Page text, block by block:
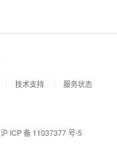
技术支持
服务状态
沪 ICP 备 11037377 号-5